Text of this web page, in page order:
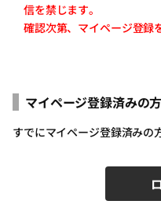
信を禁じます。
確認次第、マイページ登録
マイページ登録済みの方
すでにマイページ登録済みの